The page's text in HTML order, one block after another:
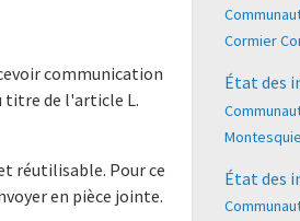
communication
titre de l'article L.
réutilisable. Pour ce
en pièce jointe.
Cormier
État des
État des